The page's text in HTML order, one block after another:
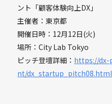
ント「顧客体験向上DX」
主催者：東京都
開催日時：12月12日(火)
場所：City Lab Tokyo
ピッチ登壇詳細： https://dx-
nt/dx_startup_pitch08.html